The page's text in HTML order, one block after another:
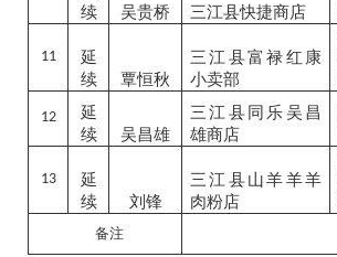
续
吴贵桥 三江县快捷商店
11
延
续
覃恒秋
三江县富禄红康
小卖部
12
延
续
吴昌雄
三江县同乐吴昌
雄商店
13
延
续
刘锋
三江县山羊羊羊
肉粉店
备注